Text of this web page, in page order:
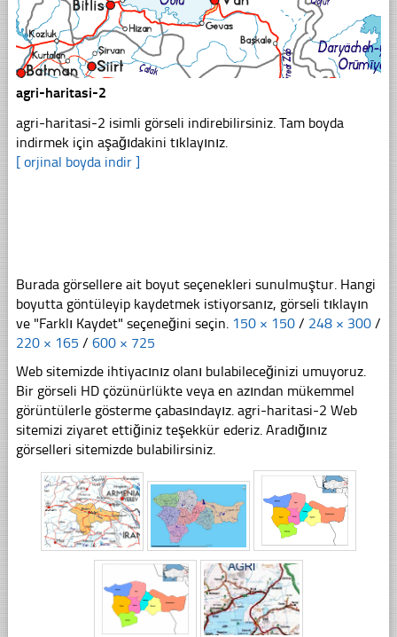
agri-haritasi-2
agri-haritasi-2 isimli görseli indirebilirsiniz. Tam boyda
indirmek için aşağıdakini tıklayınız.
[ orjinal boyda indir ]
Burada görsellere ait boyut seçenekleri sunulmuştur. Hangi
boyutta göntüleyip kaydetmek istiyorsanız, görseli tıklayın
ve "Farklı Kaydet" seçeneğini seçin. 150 × 150 / 248 × 300 /
220 × 165 / 600 × 725
Web sitemizde ihtiyacınız olanı bulabileceğinizi umuyoruz.
Bir görseli HD çözünürlükte veya en azından mükemmel
görüntülerle gösterme çabasındayız. agri-haritasi-2 Web
sitemizi ziyaret ettiğiniz teşekkür ederiz. Aradığınız
görselleri sitemizde bulabilirsiniz.